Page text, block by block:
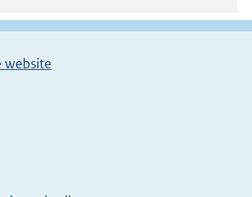
website